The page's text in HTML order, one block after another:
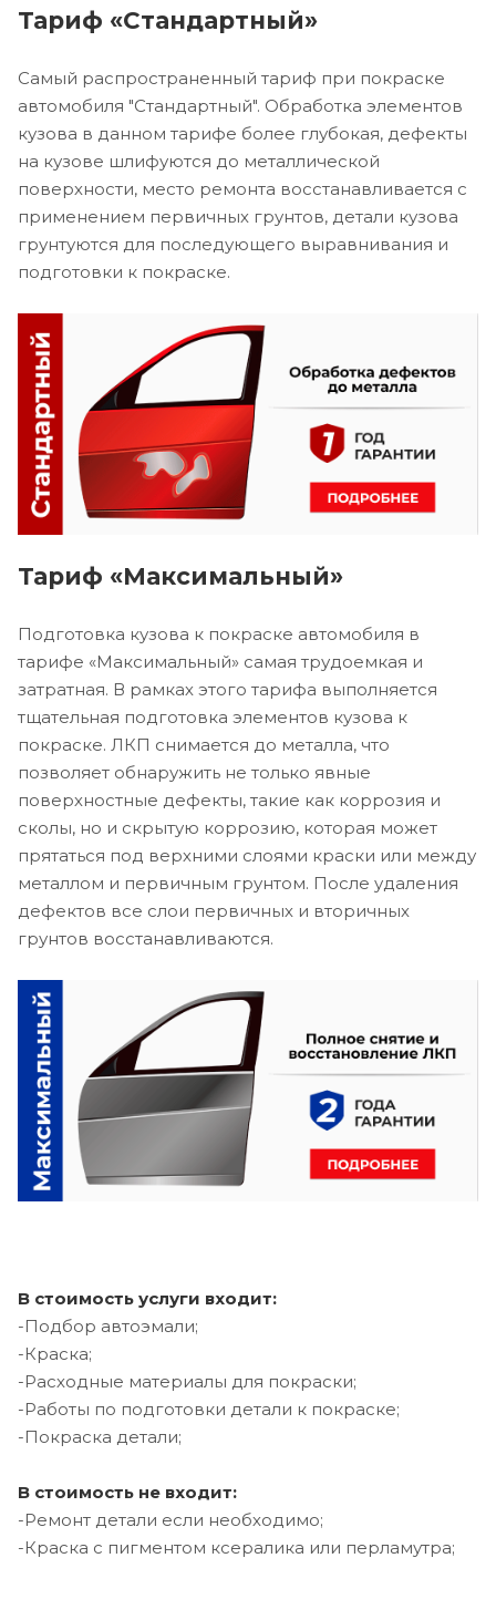
Тариф «Стандартный»
Самый распространенный тариф при покраске
автомобиля "Стандартный". Обработка элементов
кузова в данном тарифе более глубокая, дефекты
на кузове шлифуются до металлической
поверхности, место ремонта восстанавливается с
применением первичных грунтов, детали кузова
грунтуются для последующего выравнивания и
подготовки к покраске.
Тариф «Максимальный»
Подготовка кузова к покраске автомобиля в
тарифе «Максимальный» самая трудоемкая и
затратная. В рамках этого тарифа выполняется
тщательная подготовка элементов кузова к
покраске. ЛКП снимается до металла, что
позволяет обнаружить не только явные
поверхностные дефекты, такие как коррозия и
сколы, но и скрытую коррозию, которая может
прятаться под верхними слоями краски или между
металлом и первичным грунтом. После удаления
дефектов все слои первичных и вторичных
грунтов восстанавливаются.
В стоимость услуги входит:
-Подбор автоэмали;
-Краска;
-Расходные материалы для покраски;
-Работы по подготовки детали к покраске;
-Покраска детали;
В стоимость не входит:
-Ремонт детали если необходимо;
-Краска с пигментом ксералика или перламутра;